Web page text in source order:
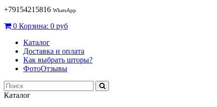
+79154215816 WhatsApp
0 Корзина: 0 руб
Каталог
Доставка и оплата
Как выбрать шторы?
ФотоОтзывы
Каталог